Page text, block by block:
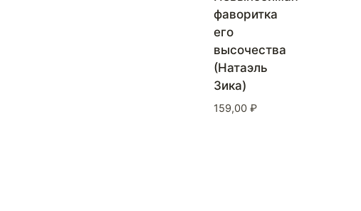
фаворитка
его
высочества
(Натаэль
Зика)
159,00 ₽